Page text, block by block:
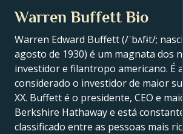
Warren Buffett Bio
Warren Edward Buffett (/ˈbʌfɨt/;
agosto de 1930) é um magnata dos
investidor e filantropo americano. É
considerado o investidor de maior
XX. Buffett é o presidente, CEO e
Berkshire Hathaway e está
classificado entre as pessoas mais